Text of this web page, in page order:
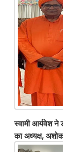
स्वामी आर्यवेश ने
का अध्यक्ष,